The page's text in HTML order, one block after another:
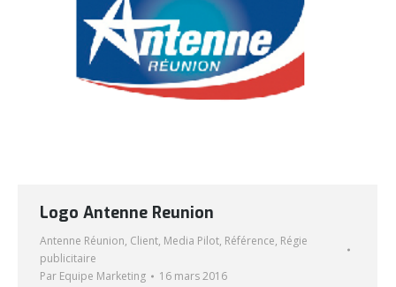
Logo Antenne Reunion
Antenne Réunion, Client, Media Pilot, Référence, Régie
publicitaire
Par Equipe Marketing 16 mars 2016